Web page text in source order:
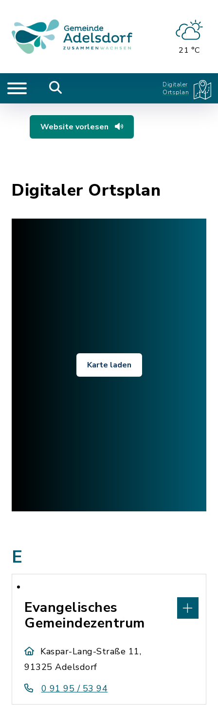
21 °C
Digitaler
Ortsplan
Website vorlesen
Digitaler Ortsplan
Karte laden
E
Evangelisches
Gemeindezentrum
Kaspar-Lang-Straße 11,
91325 Adelsdorf
0 91 95 / 53 94